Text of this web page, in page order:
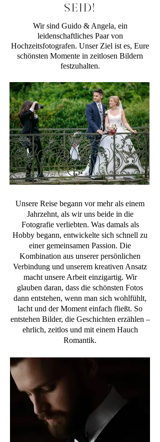
SEID!
Wir sind Guido & Angela, ein
leidenschaftliches Paar von
Hochzeitsfotografen. Unser Ziel ist es, Eure
schönsten Momente in zeitlosen Bildern
festzuhalten.
Unsere Reise begann vor mehr als einem
Jahrzehnt, als wir uns beide in die
Fotografie verliebten. Was damals als
Hobby begann, entwickelte sich schnell zu
einer gemeinsamen Passion. Die
Kombination aus unserer persönlichen
Verbindung und unserem kreativen Ansatz
macht unsere Arbeit einzigartig. Wir
glauben daran, dass die schönsten Fotos
dann entstehen, wenn man sich wohlfühlt,
lacht und der Moment einfach fließt. So
entstehen Bilder, die Geschichten erzählen –
ehrlich, zeitlos und mit einem Hauch
Romantik.